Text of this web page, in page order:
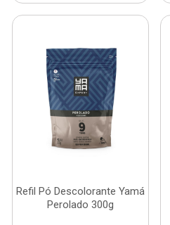
Refil Pó Descolorante Yamá
Perolado 300g